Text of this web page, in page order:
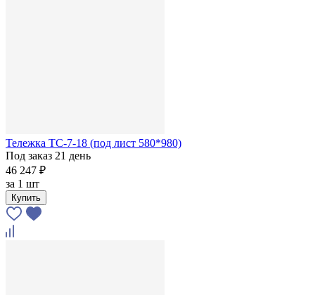
Тележка ТС-7-18 (под лист 580*980)
Под заказ 21 день
46 247 ₽
за 1 шт
Купить